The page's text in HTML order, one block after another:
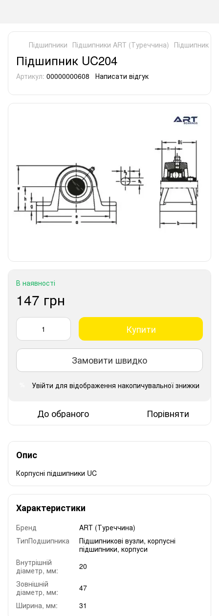
Підшипники Підшипники ART (Туреччина) Підшипник
Підшипник UC204
Артикул: 00000000608 Написати відгук
В наявності
147 грн
Купити
Замовити швидко
Увійти для відображення накопичувальної знижки
До обраного Порівняти
Опис
Корпусні підшипники UC
Характеристики
Бренд
ART (Туреччина)
ТипПодшипника
Підшипникові вузли, корпусні
підшипники, корпуси
Внутрішній
діаметр, мм:
20
Зовнішній
діаметр, мм:
47
Ширина, мм:
31